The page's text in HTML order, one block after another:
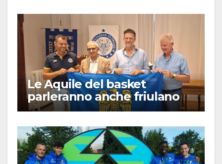
Le Aquile del basket
parleranno anche friulano